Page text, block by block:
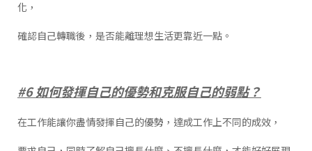
化，
確認自己轉職後，是否能離理想生活更靠近一點。
#6 如何發揮自己的優勢和克服自己的弱點？
在工作能讓你盡情發揮自己的優勢，達成工作上不同的成效，